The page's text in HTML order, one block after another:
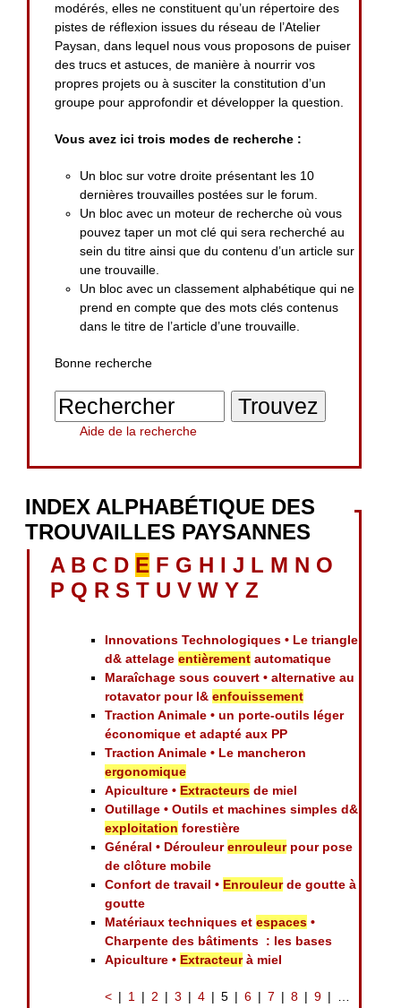
modérés, elles ne constituent qu’un répertoire des
pistes de réflexion issues du réseau de l’Atelier
Paysan, dans lequel nous vous proposons de puiser
des trucs et astuces, de manière à nourrir vos
propres projets ou à susciter la constitution d’un
groupe pour approfondir et développer la question.
Vous avez ici trois modes de recherche :
Un bloc sur votre droite présentant les 10
dernières trouvailles postées sur le forum.
Un bloc avec un moteur de recherche où vous
pouvez taper un mot clé qui sera recherché au
sein du titre ainsi que du contenu d’un article sur
une trouvaille.
Un bloc avec un classement alphabétique qui ne
prend en compte que des mots clés contenus
dans le titre de l’article d’une trouvaille.
Bonne recherche
Aide de la recherche
INDEX ALPHABÉTIQUE DES
TROUVAILLES PAYSANNES
A B C D E F G H I J L M N O
P Q R S T U V W Y Z
Innovations Technologiques • Le triangle
d& attelageentièrement automatique
Maraîchage sous couvert • alternative au
rotavator pour l&enfouissement
Traction Animale • un porte-outils léger
économique et adapté aux PP
Traction Animale • Le mancheron
ergonomique
Apiculture • Extracteurs de miel
Outillage • Outils et machines simples d&
exploitation forestière
Général • Dérouleurenrouleurpour pose
de clôture mobile
Confort de travail • Enrouleurde goutte à
goutte
Matériaux techniques etespaces •
Charpente des bâtiments : les bases
Apiculture • Extracteurà miel
< 1 2 3 4 5 6 7 8 9
…